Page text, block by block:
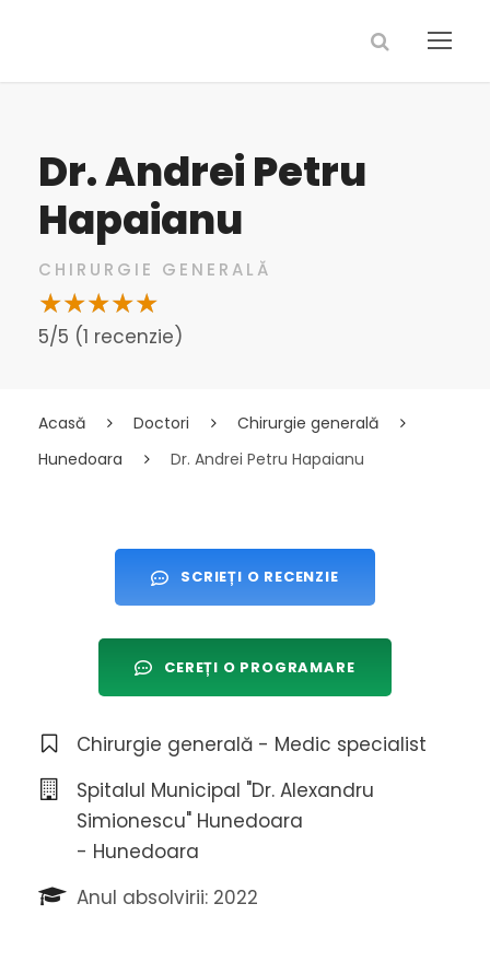
Dr. Andrei Petru
Hapaianu
CHIRURGIE GENERALĂ
5/5 (1 recenzie)
Acasă Doctori
Chirurgie generală
Hunedoara
Dr. Andrei Petru Hapaianu
SCRIEȚI O RECENZIE
CEREȚI O PROGRAMARE
Chirurgie generală - Medic specialist
Spitalul Municipal "Dr. Alexandru
Simionescu" Hunedoara
- Hunedoara
Anul absolvirii: 2022